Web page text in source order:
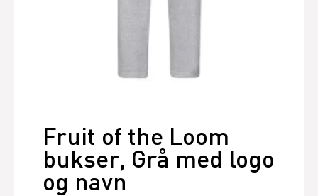
Fruit of the Loom
bukser, Grå med logo
og navn